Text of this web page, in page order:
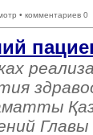
• комментариев 0